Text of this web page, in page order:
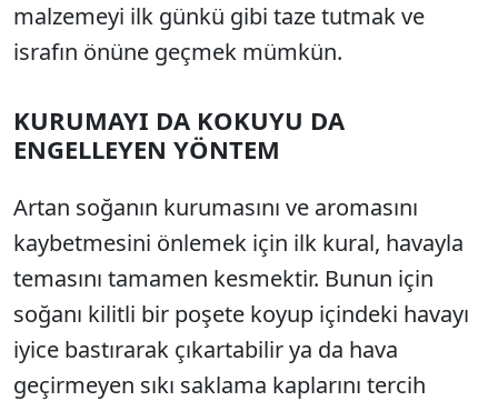
malzemeyi ilk günkü gibi taze tutmak ve
israfın önüne geçmek mümkün.
KURUMAYI DA KOKUYU DA
ENGELLEYEN YÖNTEM
Artan soğanın kurumasını ve aromasını
kaybetmesini önlemek için ilk kural, havayla
temasını tamamen kesmektir. Bunun için
soğanı kilitli bir poşete koyup içindeki havayı
iyice bastırarak çıkartabilir ya da hava
geçirmeyen sıkı saklama kaplarını tercih